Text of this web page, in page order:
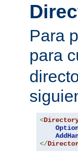
Para
para
<
</